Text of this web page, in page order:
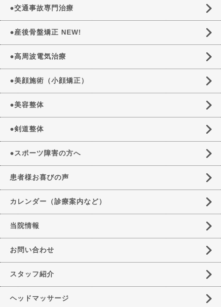
●交通事故専門治療
●産後骨盤矯正 NEW!
●高周波電気治療
●美顔施術（小顔矯正）
●美容整体
●剣道整体
●スポーツ障害の方へ
患者様お喜びの声
カレンダー（診療案内など）
当院情報
お問い合わせ
スタッフ紹介
ヘッドマッサージ